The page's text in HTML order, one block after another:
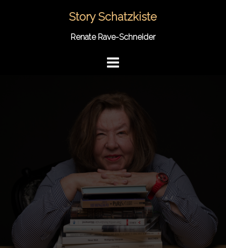
Story Schatzkiste
Renate Rave-Schneider